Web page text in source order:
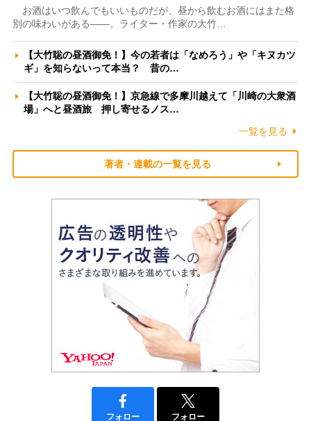
お酒はいつ飲んでもいいものだが、昼から飲むお酒にはまた格
別の味わいがある――。ライター・作家の大竹…
【大竹聡の昼酒御免！】今の若者は「なめろう」や「キヌカツ
ギ」を知らないって本当？ 昔の…
【大竹聡の昼酒御免！】京急線で多摩川越えて「川崎の大衆酒
場」へと昼酒旅 押し寄せるノス…
一覧を見る
著者・連載の一覧を見る
フォロー フォロー